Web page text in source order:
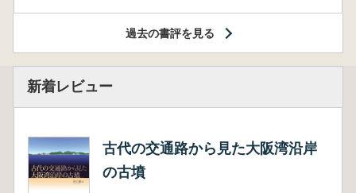
過去の書評を見る
新着レビュー
古代の交通路から見た大阪湾沿岸
の古墳